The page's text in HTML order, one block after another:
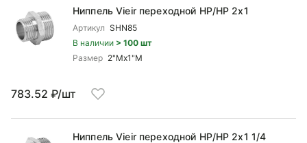
Ниппель Vieir переходной НР/НР 2x1
Артикул SHN85
В наличии > 100 шт
Размер 2"Mx1"М
783.52 ₽/шт
Ниппель Vieir переходной НР/НР 2x1 1/4